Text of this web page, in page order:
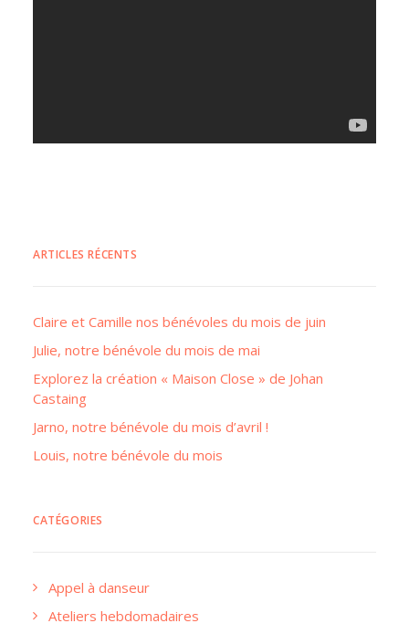
ARTICLES RÉCENTS
Claire et Camille nos bénévoles du mois de juin
Julie, notre bénévole du mois de mai
Explorez la création « Maison Close » de Johan
Castaing
Jarno, notre bénévole du mois d’avril !
Louis, notre bénévole du mois
CATÉGORIES
Appel à danseur
Ateliers hebdomadaires